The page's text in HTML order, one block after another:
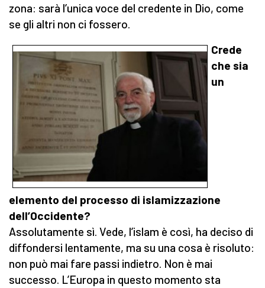
zona: sarà l’unica voce del credente in Dio, come
se gli altri non ci fossero.
Crede
che sia
un
elemento del processo di islamizzazione
dell’Occidente?
Assolutamente sì. Vede, l’islam è così, ha deciso di
diffondersi lentamente, ma su una cosa è risoluto:
non può mai fare passi indietro. Non è mai
successo. L’Europa in questo momento sta